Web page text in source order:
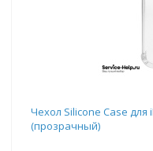
Чехол Silicone Case для
(прозрачный)